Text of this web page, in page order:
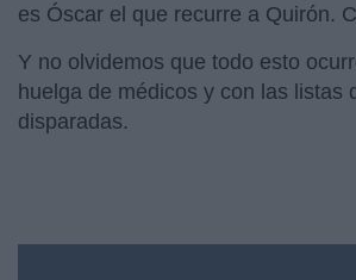
es Óscar el que recurre a Quirón.
Y no olvidemos que todo esto
huelga de médicos y con las listas
disparadas.